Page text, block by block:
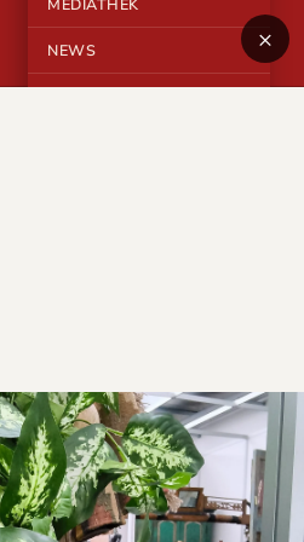
MEDIATHEK
NEWS ×